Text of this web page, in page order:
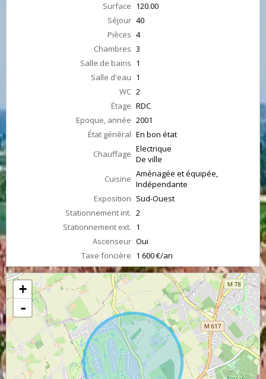
Surface 120.00
Séjour 40
Pièces 4
Chambres 3
Salle de bains 1
Salle d'eau 1
WC 2
Étage RDC
Epoque, année 2001
État général En bon état
Chauffage Electrique
De ville
Cuisine Aménagée et équipée,
Indépendante
Exposition Sud-Ouest
Stationnement int. 2
Stationnement ext. 1
Ascenseur Oui
Taxe foncière 1 600 €/an
+
-